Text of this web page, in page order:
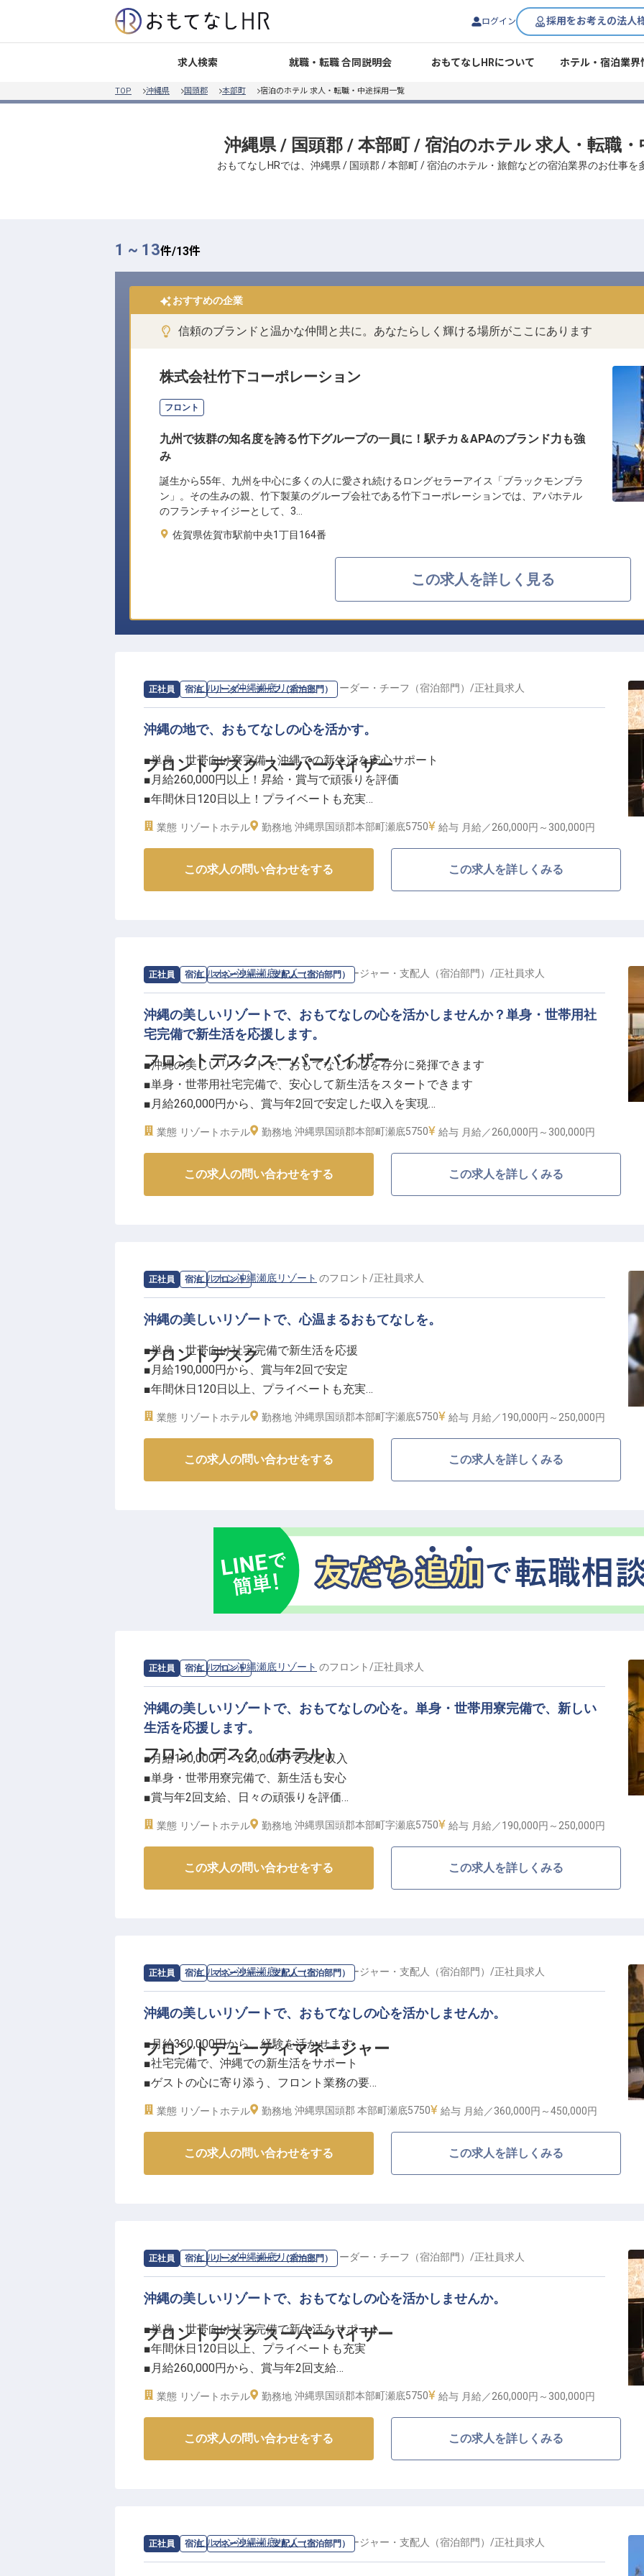
ログイン 採用をお考えの法人
求人検索 就職・転職 合同説明会 おもてなしHRについて ホテル・宿泊業界
TOP 沖縄県 国頭郡 本部町 宿泊のホテル 求人・転職・中途採用一覧
沖縄県 / 国頭郡 / 本部町 / 宿泊のホテル 求人・転職・
おもてなしHRでは、沖縄県 / 国頭郡 / 本部町 / 宿泊のホテル・旅館などの宿泊業界のお仕事を
1 ~ 13件/13件
おすすめの企業
信頼のブランドと温かな仲間と共に。あなたらしく輝ける場所がここにあります
株式会社竹下コーポレーション
フロント
九州で抜群の知名度を誇る竹下グループの一員に！駅チカ＆APAのブランド力も強
み
誕生から55年、九州を中心に多くの人に愛され続けるロングセラーアイス「ブラックモンブラ
ン」。その生みの親、竹下製菓のグループ会社である竹下コーポレーションでは、アパホテル
のフランチャイジーとして、3…
佐賀県佐賀市駅前中央1丁目164番
この求人を詳しく見る
正社員 宿泊 リーダー・チーフ（宿泊部門）
フロントデスク スーパーバイザー
求人情報：ヒルトン沖縄瀬底リゾートの リーダー・チーフ（宿泊部門） /正社員求人
沖縄の地で、おもてなしの心を活かす。
■単身・世帯向け寮完備！沖縄での新生活を安心サポート
■月給260,000円以上！昇給・賞与で頑張りを評価
■年間休日120日以上！プライベートも充実
■チームを導き、おもてなしの質を高めるやりがい
沖縄の豊かな自然に囲まれたリゾートで、お客様に心温まるひとときを提供するお仕事で
す。
ない滞在を演出する喜びを感じられるでしょう。
ーー【チームと共に成長し、キャリアを築く温かい職場環境】
フロントデスクのスーパーバイザーとして、チームメンバーの育成や日々の業務支援を通
じて、おもてなしのプロフェッショナル集団を牽引していただきます。
あなたの経験とリーダーシップが、チーム全体の成長とお客様満足度の向上に直結しま
す。
単身・世帯向けの寮も完備しており、沖縄での新生活も安心してスタートできます。
安定した月給と充実した福利厚生のもと、長期的なキャリア形成が可能です。
業態 リゾートホテル 勤務地 沖縄県国頭郡本部町瀬底5750 給与 月給／260,000円～ 300,000円
この求人の問い合わせをする この求人を詳しくみる
正社員 宿泊 マネージャー・支配人（宿泊部門）
フロントデスクスーパーバイザー
求人情報：ヒルトン沖縄瀬底リゾートのマネージャー・支配人（宿泊部門） /正社員求人
沖縄の美しいリゾートで、おもてなしの心を活かしませんか？単身・世帯用社
宅完備で新生活を応援します。
■沖縄の美しいリゾートで、おもてなしの心を存分に発揮できます
■単身・世帯用社宅完備で、安心して新生活をスタートできます
■月給260,000円から、賞与年2回で安定した収入を実現
■フロント業務の経験を活かし、キャリアアップを目指せる環境
沖縄の息をのむような美しい自然に囲まれたリゾートで、お客様の特別な滞在を演出する
お仕事です。フロントデスクスーパーバイザーとして、チェックインからチェックアウト
感動を創造しませんか。
ーー【充実のサポート体制で、あなたの成長を応援】
います。単身用・世帯用の社宅を完備しており、沖縄での新生活もスムーズに始められま
す。マイカー通勤も可能で、通勤のストレスも軽減。
社会保険完備はもちろん、昇給や年2回の賞与で日頃の頑張りをしっかり評価します。フ
ロントデスクスーパーバイザーとして、これまでの経験を活かしながら、さらなるキャリ
※2025年12月16日時点の情報です
業態 リゾートホテル 勤務地 沖縄県国頭郡本部町瀬底5750 給与 月給／260,000円～ 300,000円
この求人の問い合わせをする この求人を詳しくみる
正社員 宿泊 フロント
フロントデスク
求人情報：ヒルトン沖縄瀬底リゾート のフロント /正社員求人
沖縄の美しいリゾートで、心温まるおもてなしを。
■単身・世帯向け社宅完備で新生活を応援
■月給190,000円から、賞与年2回で安定
■年間休日120日以上、プライベートも充実
■沖縄の美しい自然に囲まれ、おもてなしを
沖縄の豊かな自然に抱かれたリゾートで、お客様の思い出に残る滞在を演出するフロント
デスクのお仕事です。
ビスを提供します。
館内のご案内や関連部署との連携を通じて、お客様が心から安らげる空間を創造し、最高
のおもてなしを追求してまいります。
ーー【成長を支える環境と、未来へ繋がるキャリア】
経験をお持ちの方には、シフトリーダーとして新入社員の育成や業務指示にも携わってい
ただく機会があり、キャリアアップを目指せます。
社会保険完備、マイカー通勤も可能で、安心して長く働ける環境が整っています。
※2026年03月26日時点の情報です
業態 リゾートホテル 勤務地 沖縄県国頭郡本部町字瀬底5750 給与 月給／190,000円～ 250,000円
この求人の問い合わせをする この求人を詳しくみる
正社員 宿泊 フロント
フロントデスク（ホテル）
求人情報：ヒルトン沖縄瀬底リゾート のフロント /正社員求人
沖縄の美しいリゾートで、おもてなしの心を。単身・世帯用寮完備で、新しい
生活を応援します。
■月給190,000円～250,000円で安定収入
■単身・世帯用寮完備で、新生活も安心
■賞与年2回支給、日々の頑張りを評価
■マイカー通勤可能、駐車場も完備
沖縄の豊かな自然に囲まれたリゾートホテルで、お客様をお迎えするフロントデスク業務
をお任せします。チェックイン・チェックアウト、精算業務はもちろん、お客様が快適に
ーー【安心して長く働ける環境とキャリアアップ】
当ホテルでは、社員の皆様が安心して長く働けるよう、充実した福利厚生をご用意してお
た、マイカー通勤が可能で駐車場も完備しているため、通勤のストレスも軽減されます。
経験者の方にはシフトリーダーとして、新入社員の育成や業務指示もお任せするなど、キ
ャリアアップの機会も豊富です。
※2025年12月15日時点の情報です
業態 リゾートホテル 勤務地 沖縄県国頭郡本部町字瀬底5750 給与 月給／190,000円～ 250,000円
この求人の問い合わせをする この求人を詳しくみる
正社員 宿泊 マネージャー・支配人（宿泊部門）
フロントデューティマネージャー
求人情報：ヒルトン沖縄瀬底リゾートのマネージャー・支配人（宿泊部門） /正社員求人
沖縄の美しいリゾートで、おもてなしの心を活かしませんか。
■月給360,000円から、経験を活かせます
■社宅完備で、沖縄での新生活をサポート
■ゲストの心に寄り添う、フロント業務の要
■キャリアアップを目指せる、マネージャー職
沖縄の美しい自然に囲まれたリゾートで、お客様に忘れられない滞在を提供しませんか。
フロントデューティマネージャーとして、特別なゲストや長期滞在のお客様を温かくお迎
お客様一人ひとりの心に寄り添い、快適な時間をお届けする、やりがいのあるお仕事で
す。
お客様の期待を超えるサービスを提供するため、私たちは働く皆様の成長を全力でサポー
トします。
ホスピタリティ業界でのマネージャー経験を活かし、さらにスキルアップを目指せる環境
です。
業態 リゾートホテル 勤務地 沖縄県国頭郡 本部町瀬底5750 給与 月給／360,000円～450,000円
この求人の問い合わせをする この求人を詳しくみる
正社員 宿泊 リーダー・チーフ（宿泊部門）
フロントデスク スーパーバイザー
求人情報：ヒルトン沖縄瀬底リゾートの リーダー・チーフ（宿泊部門） /正社員求人
沖縄の美しいリゾートで、おもてなしの心を活かしませんか。
■単身・世帯向け社宅完備で新生活をサポート
■年間休日120日以上、プライベートも充実
■月給260,000円から、賞与年2回支給
■チームメンバーの成長を支えるやりがいある仕事
沖縄の美しい海と豊かな自然に囲まれたリゾートで、お客様の心に残る滞在を演出するお
仕事です。
ふれる環境です。
チームで協力し、最高のサービスを追求していくことができます。
業態 リゾートホテル 勤務地 沖縄県国頭郡本部町瀬底5750 給与 月給／260,000円～ 300,000円
この求人の問い合わせをする この求人を詳しくみる
正社員 宿泊 マネージャー・支配人（宿泊部門）
求人情報：ヒルトン沖縄瀬底リゾートのマネージャー・支配人（宿泊部門） /正社員求人